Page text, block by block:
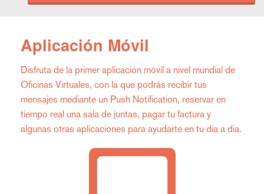
Aplicación Móvil
Disfruta de la primer aplicación móvil a nivel mundial de
Oficinas Virtuales, con la que podrás recibir tus
mensajes mediante un Push Notification, reservar en
tiempo real una sala de juntas, pagar tu factura y
algunas otras aplicaciones para ayudarte en tu día a dia.